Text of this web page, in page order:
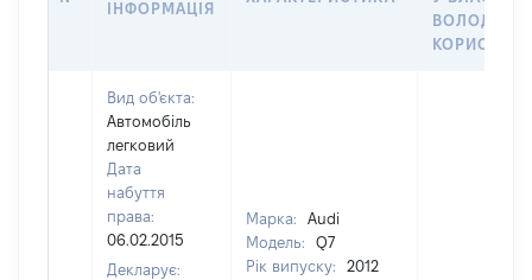
ІНФОРМАЦІЯ
Вид об'єкта:
Автомобіль
легковий
Дата
набуття
права:
06.02.2015
Декларує:
Марка:
Audi
Модель:
Q7
Рік випуску:
2012